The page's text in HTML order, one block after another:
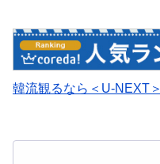
韓流観るなら＜U-NEXT＞